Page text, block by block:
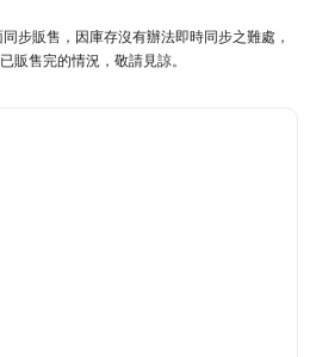
步販售，因庫存沒有辦法即時同步之難處，
販售完的情況，敬請見諒。